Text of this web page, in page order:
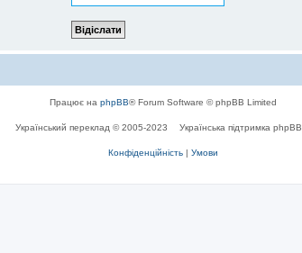
Працює на phpBB® Forum Software © phpBB Limited
Український переклад © 2005-2023 Українська підтримка phpBB
Конфіденційність | Умови